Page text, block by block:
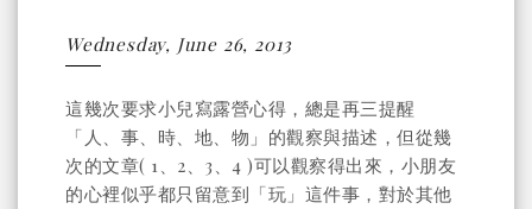
Wednesday, June 26, 2013
這幾次要求小兒寫露營心得，總是再三提醒
「人、事、時、地、物」的觀察與描述，但從幾
次的文章( 1、2、3、4 )可以觀察得出來，小朋友
的心裡似乎都只留意到「玩」這件事，對於其他